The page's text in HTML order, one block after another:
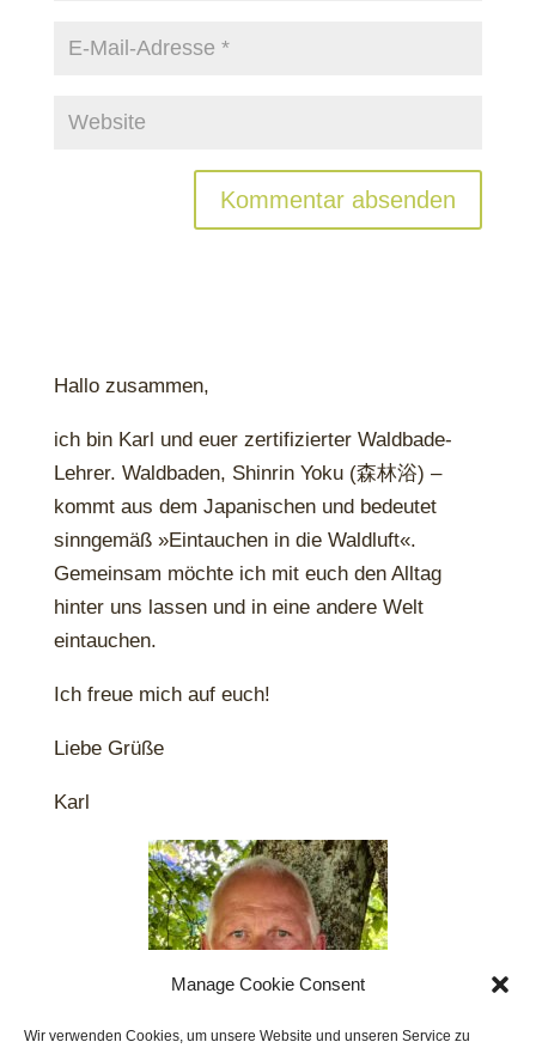
Manage Cookie Consent
Wir verwenden Cookies, um unsere Website und unseren Service zu
Hallo zusammen,
ich bin Karl und euer zertifizierter Waldbade-
Lehrer. Waldbaden, Shinrin Yoku (森林浴) –
kommt aus dem Japanischen und bedeutet
sinngemäß »Eintauchen in die Waldluft«.
Gemeinsam möchte ich mit euch den Alltag
hinter uns lassen und in eine andere Welt
eintauchen.
Ich freue mich auf euch!
Liebe Grüße
Karl